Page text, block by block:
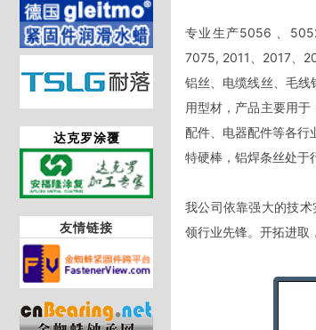
达克罗涂覆
友情链接
专业生产5056 、
7075, 2011、2017、
铝丝、电缆线丝、毛线
用型材，产品主要用
配件、电器配件等各行
特硬棒，铝焊条丝处于
我公司依靠强大的技
领行业先锋。开拓进取